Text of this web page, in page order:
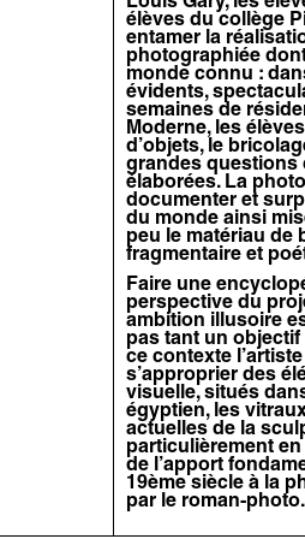
élèves du collège
entamer la
photographiée
monde connu :
évidents,
semaines de
Moderne, les
d’objets, le
grandes questions
élaborées. La
documenter et
du monde ainsi
peu le matériau de
fragmentaire et
Faire une
perspective du
ambition illusoire
pas tant un objectif
ce contexte
s’approprier des
visuelle, situés
égyptien, les
actuelles de la
particulièrement
de l’apport
19ème siècle à la
par le roman-photo.